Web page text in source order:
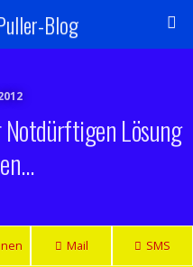
Blog
Lösung
Mail SMS